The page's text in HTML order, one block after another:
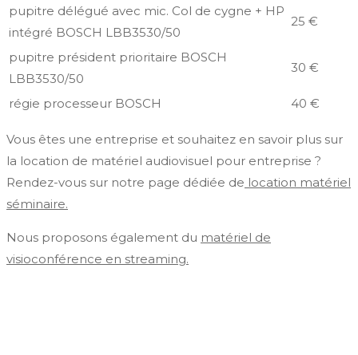
pupitre délégué avec mic. Col de cygne + HP
intégré BOSCH LBB3530/50
25 €
pupitre président prioritaire BOSCH
LBB3530/50
30 €
régie processeur BOSCH 40 €
Vous êtes une entreprise et souhaitez en savoir plus sur
la location de matériel audiovisuel pour entreprise ?
Rendez-vous sur notre page dédiée de location matériel
séminaire.
Nous proposons également du matériel de
visioconférence en streaming.